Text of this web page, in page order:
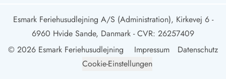
Esmark Feriehusudlejning A/S (Administration), Kirkevej 6 -
6960 Hvide Sande, Danmark - CVR: 26257409
© 2026 Esmark Feriehusudlejning
Impressum
Datenschutz
Cookie-Einstellungen